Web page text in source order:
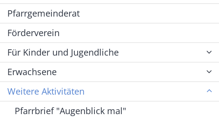
Pfarrgemeinderat
Förderverein
Für Kinder und Jugendliche
Erwachsene
Weitere Aktivitäten
Pfarrbrief "Augenblick mal"